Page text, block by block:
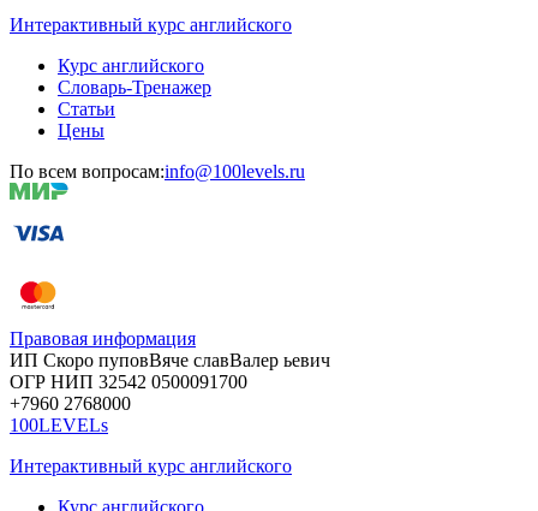
Интерактивный курс английского
Курс английского
Словарь-Тренажер
Статьи
Цены
По всем вопросам:info@100levels.ru
Правовая информация
ИП Скоро пуповВяче славВалер ьевич
ОГР НИП 32542 0500091700
+7960 2768000
100LEVELs
Интерактивный курс английского